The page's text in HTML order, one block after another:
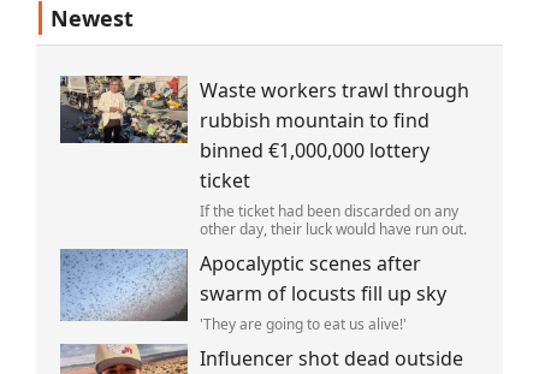
Newest
Waste workers trawl through
rubbish mountain to find
binned €1,000,000 lottery
ticket
If the ticket had been discarded on any
other day, their luck would have run out.
Apocalyptic scenes after
swarm of locusts fill up sky
'They are going to eat us alive!'
Influencer shot dead outside